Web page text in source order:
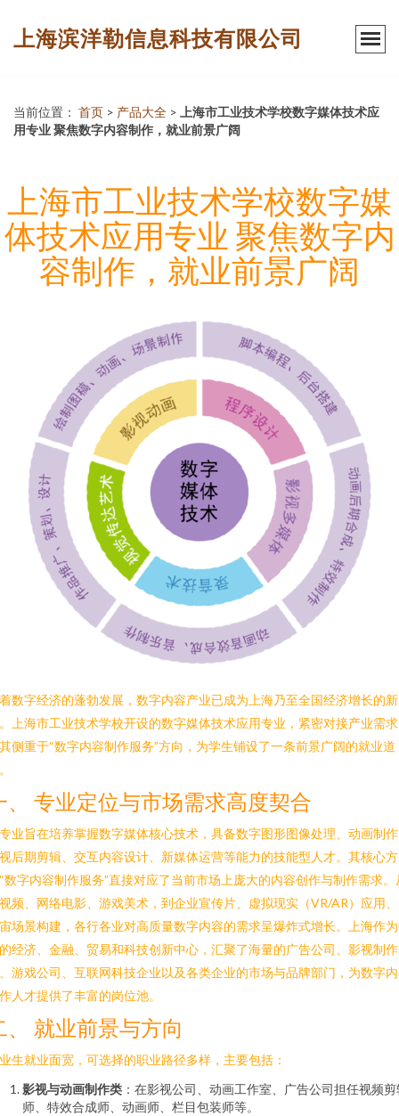
上海滨洋勒信息科技有限公司
当前位置： 首页 > 产品大全 >
上海市工业技术学校数字媒体技术应
用专业 聚焦数字内容制作，就业前景广阔
上海市工业技术学校数字媒
体技术应用专业 聚焦数字内
容制作，就业前景广阔
数字经济的蓬勃发展，数字内容产业已成为上海乃至全国经济增长的
上海市工业技术学校开设的数字媒体技术应用专业，紧密对接产业需
侧重于“数字内容制作服务”方向，为学生铺设了一条前景广阔的就业道
、 专业定位与市场需求高度契合
业旨在培养掌握数字媒体核心技术，具备数字图形图像处理、动画制
后期剪辑、交互内容设计、新媒体运营等能力的技能型人才。其核心方
数字内容制作服务”直接对应了当前市场上庞大的内容创作与制作需求。
频、网络电影、游戏美术，到企业宣传片、虚拟现实（VR/AR）应用
场景构建，各行各业对高质量数字内容的需求呈爆炸式增长。上海作
经济、金融、贸易和科技创新中心，汇聚了海量的广告公司、影视制
游戏公司、互联网科技企业以及各类企业的市场与品牌部门，为数字
人才提供了丰富的岗位池。
、 就业前景与方向
生就业面宽，可选择的职业路径多样，主要包括：
影视与动画制作类 ：在影视公司、动画工作室、广告公司担任视频
师、特效合成师、动画师、栏目包装师等。